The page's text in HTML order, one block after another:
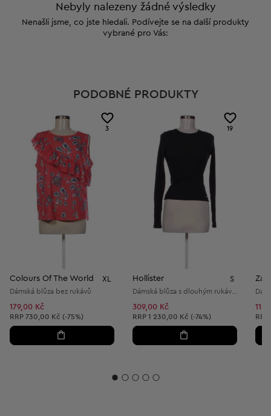
Nebyly nalezeny žádné výsledky
Nenašli jsme, co jste hledali. Podívejte se na další produkty
vybrané pro Vás:
PODOBNÉ PRODUKTY
3
Colours Of The World XL
Dámská blůza bez rukávů
179,00 Kč
Doporučená cena:
RRP 730,00 Kč (-75%)
19
Hollister S
309,00 Kč
Doporučená cena:
RRP 1 230,00 Kč (-74%)
Zara
RRP